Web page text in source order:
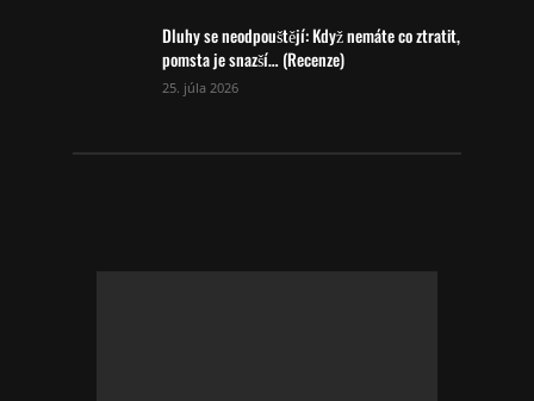
Dluhy se neodpouštějí: Když nemáte co ztratit,
pomsta je snazší… (Recenze)
25. júla 2026